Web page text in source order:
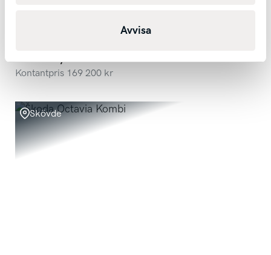
Avvisa
Automat
Kontantpris 169 200 kr
Skövde